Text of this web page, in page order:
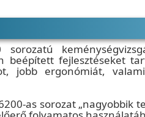
sorozatú
beépített fejlesztéseket
jobb ergonómiát,
6200-as sorozat „nagyobbik